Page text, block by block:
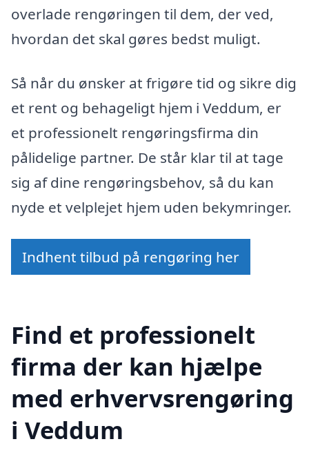
overlade rengøringen til dem, der ved,
hvordan det skal gøres bedst muligt.
Så når du ønsker at frigøre tid og sikre dig
et rent og behageligt hjem i Veddum, er
et professionelt rengøringsfirma din
pålidelige partner. De står klar til at tage
sig af dine rengøringsbehov, så du kan
nyde et velplejet hjem uden bekymringer.
Indhent tilbud på rengøring her
Find et professionelt
firma der kan hjælpe
med erhvervsrengøring
i Veddum